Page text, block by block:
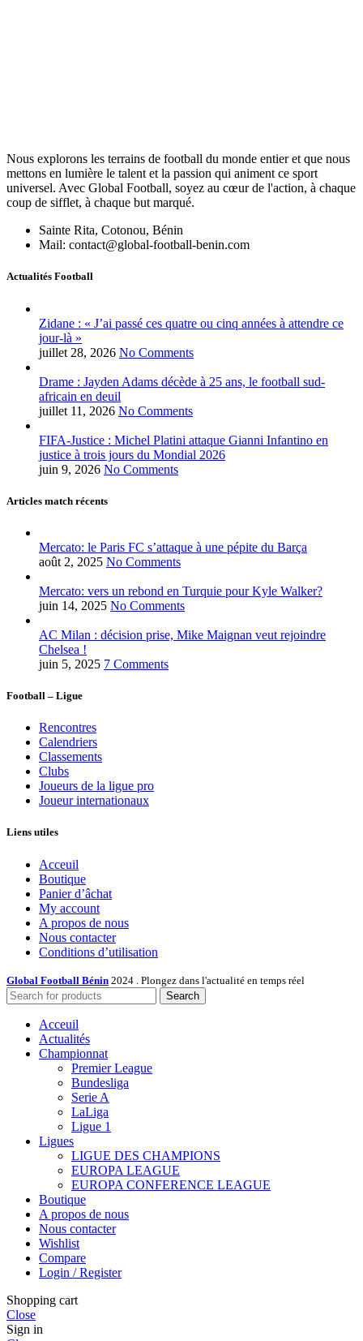
Nous explorons les terrains de football du monde entier et que nous
mettons en lumière le talent et la passion qui animent ce sport
universel. Avec Global Football, soyez au cœur de l'action, à chaque
coup de sifflet, à chaque but marqué.
Sainte Rita, Cotonou, Bénin
Mail: contact@global-football-benin.com
Actualités Football
Zidane : « J’ai passé ces quatre ou cinq années à attendre ce
jour-là »
juillet 28, 2026 No Comments
Drame : Jayden Adams décède à 25 ans, le football sud-
africain en deuil
juillet 11, 2026 No Comments
FIFA-Justice : Michel Platini attaque Gianni Infantino en
justice à trois jours du Mondial 2026
juin 9, 2026 No Comments
Articles match récents
Mercato: le Paris FC s’attaque à une pépite du Barça
août 2, 2025 No Comments
Mercato: vers un rebond en Turquie pour Kyle Walker?
juin 14, 2025 No Comments
AC Milan : décision prise, Mike Maignan veut rejoindre
Chelsea !
juin 5, 2025 7 Comments
Football – Ligue
Rencontres
Calendriers
Classements
Clubs
Joueurs de la ligue pro
Joueur internationaux
Liens utiles
Acceuil
Boutique
Panier d’âchat
My account
A propos de nous
Nous contacter
Conditions d’utilisation
Global Football Bénin 2024 . Plongez dans l'actualité en temps réel
Search
Acceuil
Actualités
Championnat
Premier League
Bundesliga
Serie A
LaLiga
Ligue 1
Ligues
LIGUE DES CHAMPIONS
EUROPA LEAGUE
EUROPA CONFERENCE LEAGUE
Boutique
A propos de nous
Nous contacter
Wishlist
Compare
Login / Register
Shopping cart
Close
Sign in